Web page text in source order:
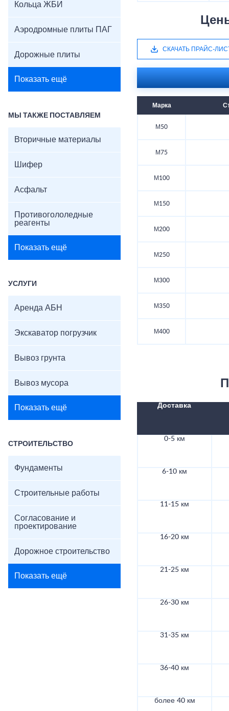
Кольца ЖБИ
Аэродромные плиты ПАГ
Дорожные плиты
Показать ещё
МЫ ТАКЖЕ ПОСТАВЛЯЕМ
Вторичные материалы
Шифер
Асфальт
Противогололедные
реагенты
Показать ещё
УСЛУГИ
Аренда АБН
Экскаватор погрузчик
Вывоз грунта
Вывоз мусора
Показать ещё
СТРОИТЕЛЬСТВО
Фундаменты
Строительные работы
Согласование и
проектирование
Дорожное строительство
Показать ещё
СКАЧАТЬ ПРАЙС-
Марка
М50
М75
М100
М150
М200
М250
М300
М350
М400
Доставка
0-5 км
6-10 км
11-15 км
16-20 км
21-25 км
26-30 км
31-35 км
36-40 км
более 40 км